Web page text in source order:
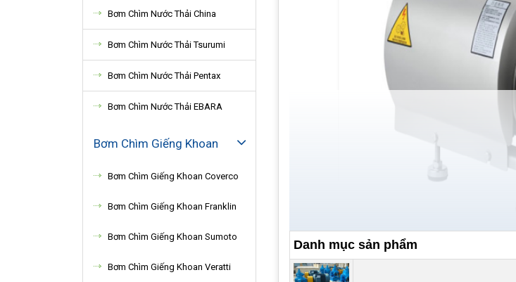
Bơm Chìm Nước Thải China
Bơm Chìm Nước Thải Tsurumi
Bơm Chìm Nước Thải Pentax
Bơm Chìm Nước Thải EBARA
Bơm Chìm Giếng Khoan
Bơm Chìm Giếng Khoan Coverco
Bơm Chìm Giếng Khoan Franklin
Bơm Chìm Giếng Khoan Sumoto
Bơm Chìm Giếng Khoan Veratti
Danh mục sản phẩm